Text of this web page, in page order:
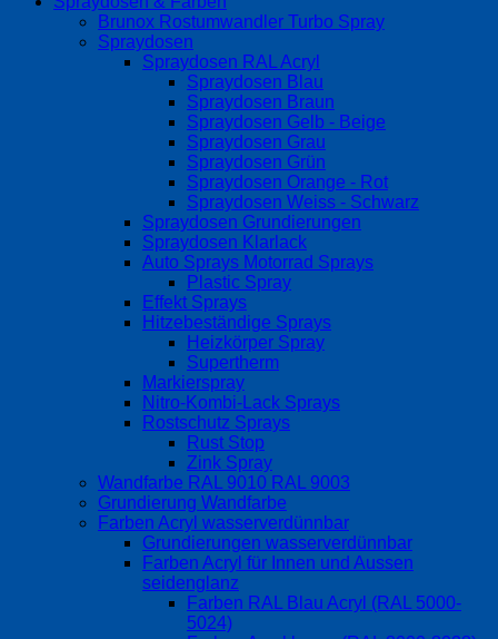
Brunox Rostumwandler Turbo Spray
Spraydosen
Spraydosen RAL Acryl
Spraydosen Blau
Spraydosen Braun
Spraydosen Gelb - Beige
Spraydosen Grau
Spraydosen Grün
Spraydosen Orange - Rot
Spraydosen Weiss - Schwarz
Spraydosen Grundierungen
Spraydosen Klarlack
Auto Sprays Motorrad Sprays
Plastic Spray
Effekt Sprays
Hitzebeständige Sprays
Heizkörper Spray
Supertherm
Markierspray
Nitro-Kombi-Lack Sprays
Rostschutz Sprays
Rust Stop
Zink Spray
Wandfarbe RAL 9010 RAL 9003
Grundierung Wandfarbe
Farben Acryl wasserverdünnbar
Grundierungen wasserverdünnbar
Farben Acryl für Innen und Aussen
seidenglanz
Farben RAL Blau Acryl (RAL 5000-
5024)